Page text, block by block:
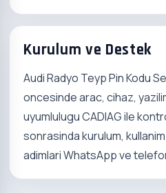
Kurulum ve Destek
Audi Radyo Teyp Pin Kodu
oncesinde arac, cihaz,
uyumlulugu CADIAG ile
sonrasinda kurulum,
adimlari WhatsApp ve